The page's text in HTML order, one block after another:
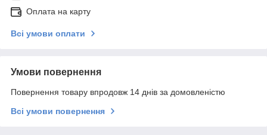
Оплата на карту
Всі умови оплати
Умови повернення
Повернення товару впродовж 14 днів за домовленістю
Всі умови повернення